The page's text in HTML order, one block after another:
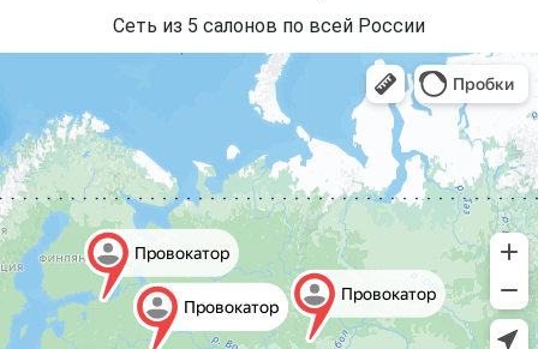
Сеть из 5 салонов по всей России